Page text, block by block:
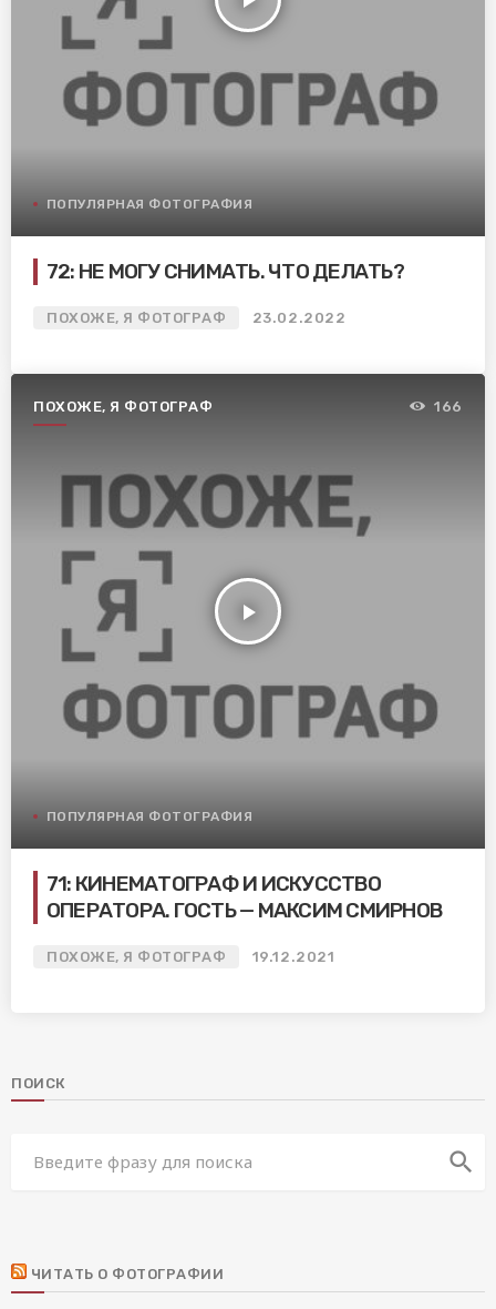
ПОПУЛЯРНАЯ ФОТОГРАФИЯ
72: НЕ МОГУ СНИМАТЬ. ЧТО ДЕЛАТЬ?
ПОХОЖЕ, Я ФОТОГРАФ 23.02.2022
ПОХОЖЕ, Я ФОТОГРАФ
play_arrow
166
ПОПУЛЯРНАЯ ФОТОГРАФИЯ
71: КИНЕМАТОГРАФ И ИСКУССТВО
ОПЕРАТОРА. ГОСТЬ — МАКСИМ СМИРНОВ
ПОХОЖЕ, Я ФОТОГРАФ 19.12.2021
ПОИСК
search
ЧИТАТЬ О ФОТОГРАФИИ